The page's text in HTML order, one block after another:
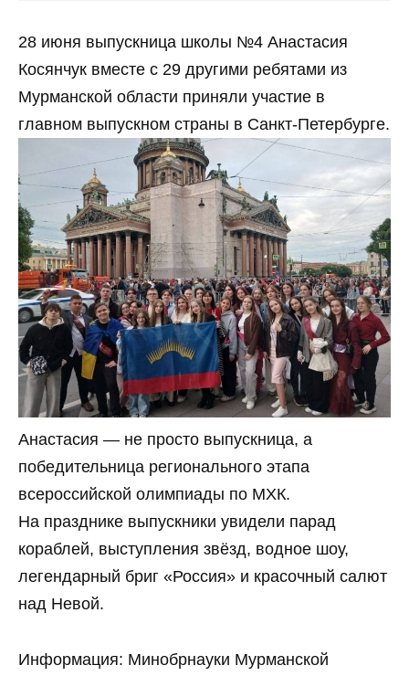
28 июня выпускница школы №4 Анастасия
Косянчук вместе с 29 другими ребятами из
Мурманской области приняли участие в
главном выпускном страны в Санкт-Петербурге.
Анастасия — не просто выпускница, а
победительница регионального этапа
всероссийской олимпиады по МХК.
На празднике выпускники увидели парад
кораблей, выступления звёзд, водное шоу,
легендарный бриг «Россия» и красочный салют
над Невой.
Информация: Минобрнауки Мурманской